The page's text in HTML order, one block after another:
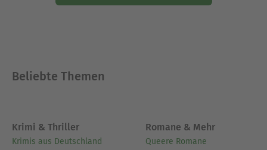
Beliebte Themen
Krimi & Thriller
Krimis aus Deutschland
Romane & Mehr
Queere Romane